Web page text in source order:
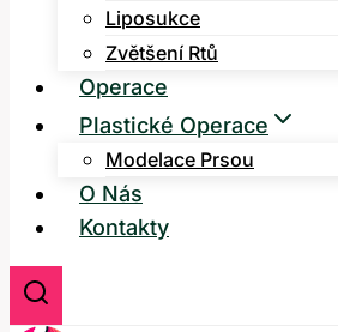
Liposukce
Zvětšení Rtů
Operace
Plastické Operace
Modelace Prsou
O Nás
Kontakty